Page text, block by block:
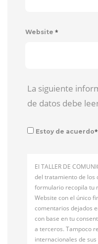
Website *
La siguiente
de datos debe
Estoy de acuerdo*
El TALLER DE
del tratamiento de los
formulario recopila tu
Website con el único
comentarios dejados
con base en tu
a terceros. Tampoco
internacionales de